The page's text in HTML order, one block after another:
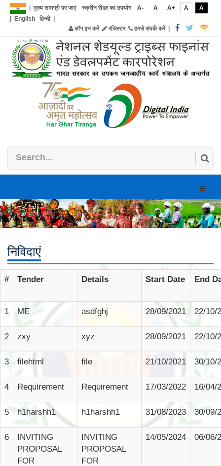
मुख्य सामग्री पर जाएं स्क्रीन रीडर का उपयोग A- A A+ A
A
English हिन्दी|
लॉग इन करें
रजिस्टर हमसे संपर्क करें|
Toggle
निविदाएं
# Tender Details Start Date End
1 ME asdfghj 28/09/2021 22/10/
2 zxy xyz 28/09/2021 22/10/
3 filehtml file 21/10/2021 30/10/
4 Requirement Requirement 17/03/2022 16/04/
5 h1harshh1 h1harshh1 31/08/2023 30/09/
6
INVITING
PROPOSAL
FOR
INVITING
PROPOSAL
FOR
14/05/2024 06/06/